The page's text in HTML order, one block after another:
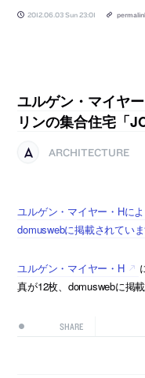
2012.06.03 Sun 23:01
ユルゲン・マイヤ
リンの集合住宅「
ARCHITECTURE
ユルゲン・マイヤー・Hに
domuswebに掲載されてい
ユルゲン・マイヤー・H
真が12枚、domuswebに掲載
SHARE